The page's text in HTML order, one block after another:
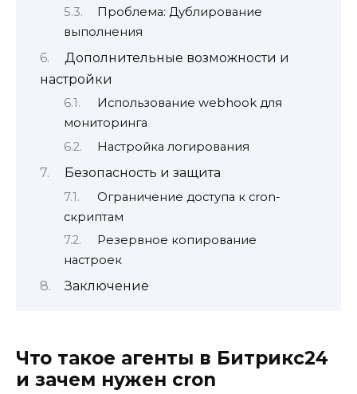
Проблема: Дублирование
выполнения
Дополнительные возможности и
настройки
Использование webhook для
мониторинга
Настройка логирования
Безопасность и защита
Ограничение доступа к cron-
скриптам
Резервное копирование
настроек
Заключение
Что такое агенты в Битрикс24
и зачем нужен cron